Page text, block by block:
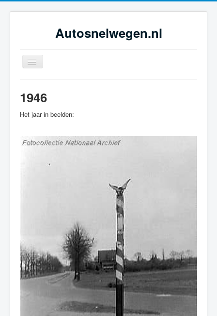
Autosnelwegen.nl
Toggle
Navigation
Geschiedenis
Netwerkontwikkeling
Dossiers
Foto-galerie
1946
Het jaar in beelden: